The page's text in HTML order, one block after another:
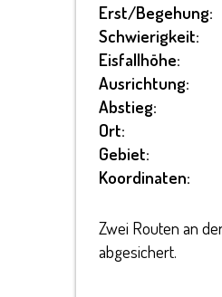
Erst/Begehung:
Schwierigkeit:
Eisfallhöhe:
Ausrichtung:
Abstieg:
Ort:
Gebiet:
Koordinaten:
Zwei Routen an
abgesichert.